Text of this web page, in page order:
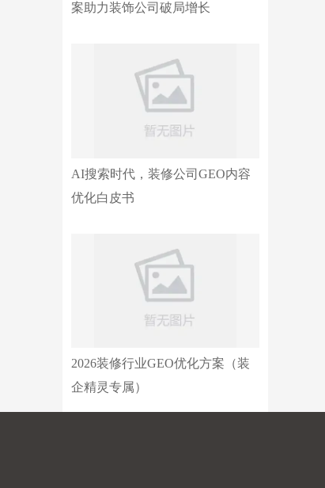
案助力装饰公司破局增长
AI搜索时代，装修公司GEO内容
优化白皮书
2026装修行业GEO优化方案（装
企精灵专属）